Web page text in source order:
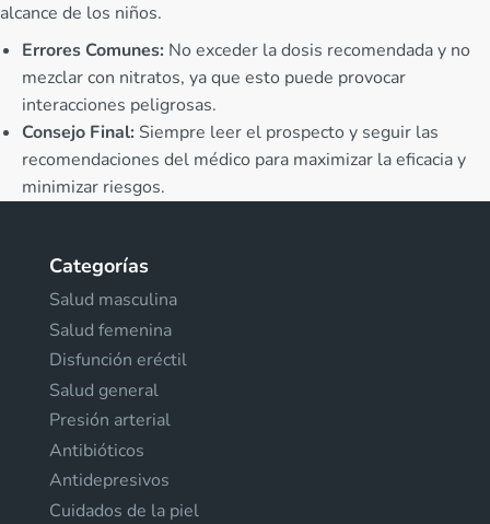
alcance de los niños.
Errores Comunes: No exceder la dosis recomendada y no
mezclar con nitratos, ya que esto puede provocar
interacciones peligrosas.
Consejo Final: Siempre leer el prospecto y seguir las
recomendaciones del médico para maximizar la eficacia y
minimizar riesgos.
Categorías
Salud masculina
Salud femenina
Disfunción eréctil
Salud general
Presión arterial
Antibióticos
Antidepresivos
Cuidados de la piel